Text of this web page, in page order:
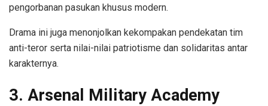
pengorbanan pasukan khusus modern.
Drama ini juga menonjolkan kekompakan pendekatan tim
anti-teror serta nilai-nilai patriotisme dan solidaritas antar
karakternya.
3. Arsenal Military Academy